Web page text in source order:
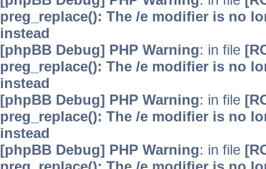
preg_replace(): The /e modifier is no
instead
[phpBB Debug] PHP Warning: in file
preg_replace(): The /e modifier is no
instead
[phpBB Debug] PHP Warning: in file
preg_replace(): The /e modifier is no
instead
[phpBB Debug] PHP Warning: in file